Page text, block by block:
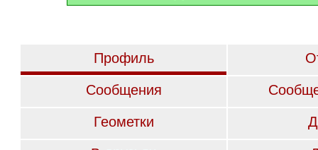
Профиль
Сообщения
Геометки